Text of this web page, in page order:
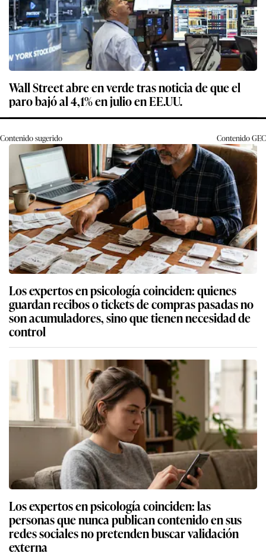
Wall Street abre en verde tras noticia de que el
paro bajó al 4,1% en julio en EE.UU.
Contenido sugerido ContenidoGEC
Los expertos en psicología coinciden: quienes
guardan recibos o tickets de compras pasadas no
son acumuladores, sino que tienen necesidad de
control
Los expertos en psicología coinciden: las
personas que nunca publican contenido en sus
redes sociales no pretenden buscar validación
externa